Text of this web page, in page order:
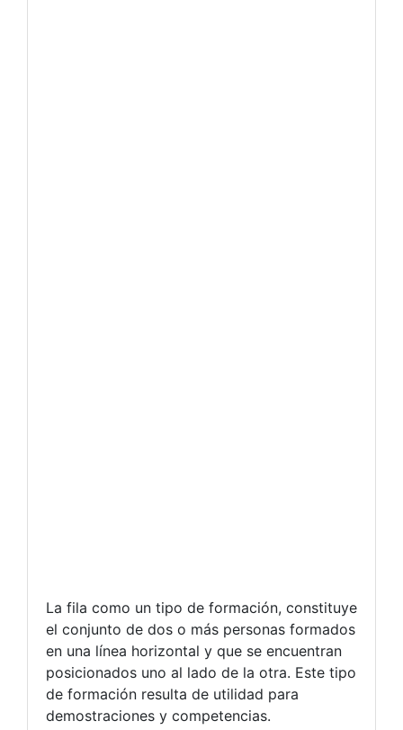
La fila como un tipo de formación, constituye
el conjunto de dos o más personas formados
en una línea horizontal y que se encuentran
posicionados uno al lado de la otra. Este tipo
de formación resulta de utilidad para
demostraciones y competencias.